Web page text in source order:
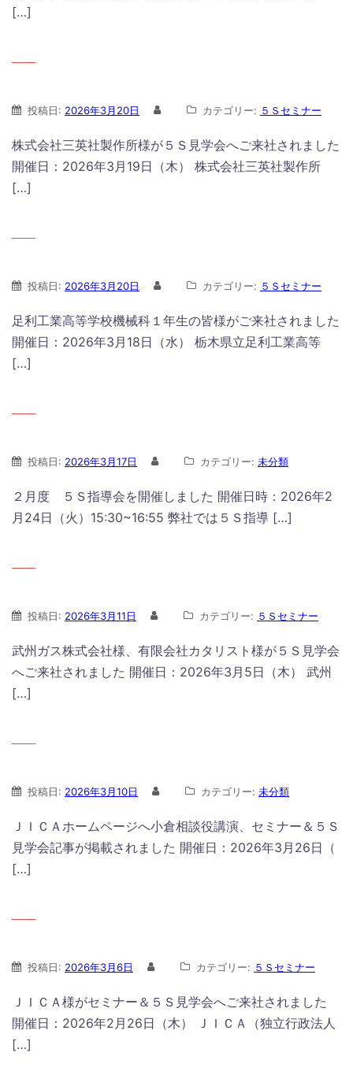
[…]
投稿日: 2026年3月20日 カテゴリー: ５Ｓセミナー
株式会社三英社製作所様が５Ｓ見学会へご来社されました
開催日：2026年3月19日（木） 株式会社三英社製作所
[…]
投稿日: 2026年3月20日 カテゴリー: ５Ｓセミナー
足利工業高等学校機械科１年生の皆様がご来社されました
開催日：2026年3月18日（水） 栃木県立足利工業高等
[…]
投稿日: 2026年3月17日 カテゴリー: 未分類
２月度 ５Ｓ指導会を開催しました 開催日時：2026年2
月24日（火）15:30~16:55 弊社では５Ｓ指導 […]
投稿日: 2026年3月11日 カテゴリー: ５Ｓセミナー
武州ガス株式会社様、有限会社カタリスト様が５Ｓ見学会
へご来社されました 開催日：2026年3月5日（木） 武州
[…]
投稿日: 2026年3月10日 カテゴリー: 未分類
ＪＩＣＡホームページへ小倉相談役講演、セミナー＆５Ｓ
見学会記事が掲載されました 開催日：2026年3月26日（
[…]
投稿日: 2026年3月6日 カテゴリー: ５Ｓセミナー
ＪＩＣＡ様がセミナー＆５Ｓ見学会へご来社されました
開催日：2026年2月26日（木） ＪＩＣＡ（独立行政法人
[…]